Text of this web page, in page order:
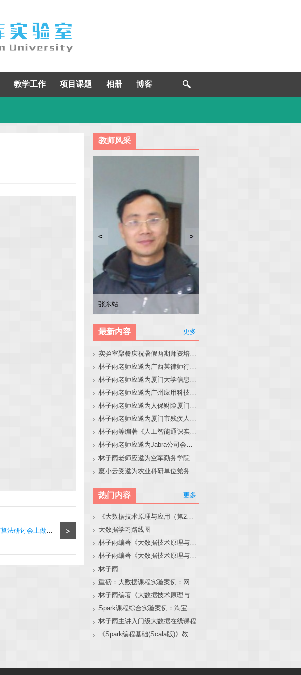
教学工作 项目课题 相册 博客
>
林子雨老师应邀在数据科学与算法研讨会上做报告
教师风采
林子雨
张东站
林文水
冯少荣
< >
最新内容 更多
实验室聚餐庆祝暑假两期师资培训班圆满结束
林子雨老师应邀为广西某律师行业培训班做大模型和智能体讲座
林子雨老师应邀为广州应用科技学院做大模型和智能体讲座
林子雨等编著《人工智能通识实践教程》教材官网
热门内容 更多
《大数据技术原理与应用（第2版）》教材官网
大数据学习路线图
林子雨编著《大数据技术原理与应用（第3版）》教材官网
林子雨编著《大数据技术原理与应用》教材配套大数据软件安装和编程实践指南
林子雨
林子雨编著《大数据技术原理与应用（第3版）》教材配套大数据软件安装和编程实践指南
林子雨主讲入门级大数据在线课程
《Spark编程基础(Scala版)》教材官网